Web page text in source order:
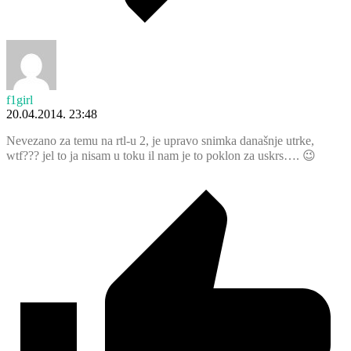
f1girl
20.04.2014. 23:48
Nevezano za temu na rtl-u 2, je upravo snimka današnje utrke,
wtf??? jel to ja nisam u toku il nam je to poklon za uskrs…. 😉